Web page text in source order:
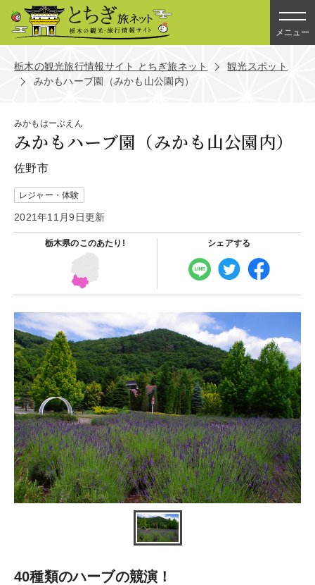
メニュー
栃木の観光旅行情報サイト とちぎ旅ネット
観光スポット
みかもハーブ園（みかも山公園内）
みかもはーぶえん
みかもハーブ園（みかも山公園内）
佐野市
レジャー・体験
2021年11月9日更新
栃木県のこのあたり! シェアする
40種類のハーブの競演！